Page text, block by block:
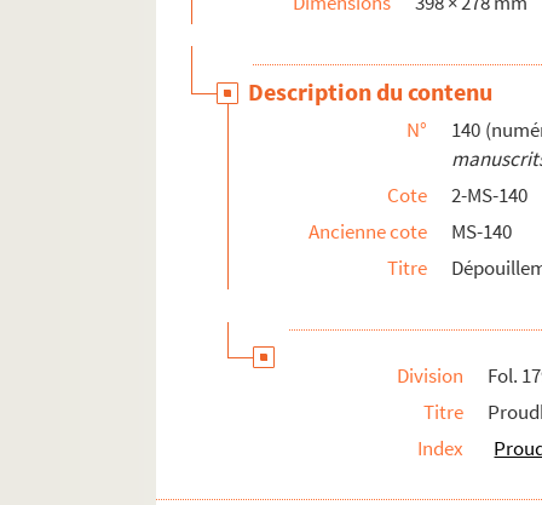
Description du contenu
N°
140
Cote
2-MS-140
Ancienne cote
MS-140
Titre
Division
Fol.
Titre
Index